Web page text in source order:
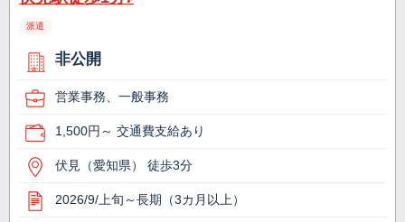
派遣
非公開
営業事務、一般事務
1,500円～ 交通費支給あり
伏見（愛知県） 徒歩3分
2026/9/上旬～長期（3カ月以上）